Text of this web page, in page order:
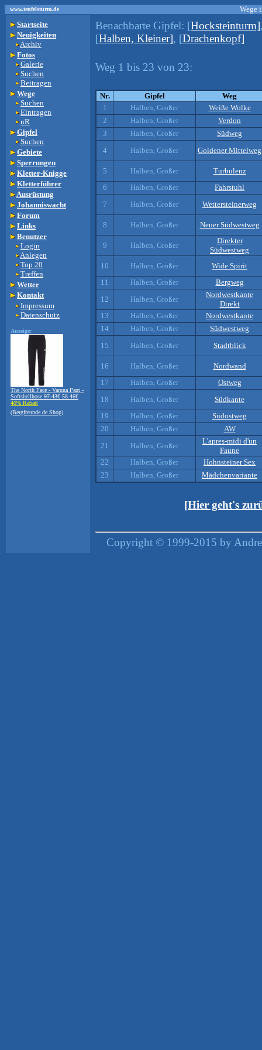
www.teufelsturm.de
Wege
Startseite
Neuigkeiten
Archiv
Fotos
Galerie
Suchen
Beitragen
Wege
Suchen
Eintragen
nR
Gipfel
Suchen
Gebiete
Sperrungen
Kletter-Knigge
Kletterführer
Ausrüstung
Johanniswacht
Forum
Links
Benutzer
Login
Anlegen
Top 20
Treffen
Wetter
Kontakt
Impressum
Datenschutz
Anzeige:
The North Face - Varuna Pant -
Softshellhose 97.43€ 58.46€
40% Rabatt
(Bergfreunde.de Shop)
Benachbarte Gipfel: [Hocksteinturm]
[Halben, Kleiner], [Drachenkopf]
Weg 1 bis 23 von 23:
Nr. Gipfel
Weg
1
Halben, Großer
Weiße Wolke
2
Halben, Großer
Verdon
3
Halben, Großer
Südweg
4
Halben, Großer Goldener Mittelweg
5 Halben, Großer
Turbulenz
6
Halben, Großer
Fahrstuhl
7
Halben, Großer Wettersteinerweg
8 Halben, Großer Neuer Südwestweg
9 Halben, Großer
Direkter
Südwestweg
10
Halben, Großer
Wide Spirit
11
Halben, Großer
Bergweg
12
Halben, Großer
Nordwestkante
Direkt
13
Halben, Großer
Nordwestkante
14
Halben, Großer
Südwestweg
15
Halben, Großer Stadtblick
16 Halben, Großer
Nordwand
17
Halben, Großer
Ostweg
18
Halben, Großer
Südkante
19
Halben, Großer
Südostweg
20
Halben, Großer
AW
21
Halben, Großer
L'apres-midi d'un
Faune
22
Halben, Großer
Hohnsteiner Sex
23
Halben, Großer Mädchenvariante
[Hier geht's
Copyright © 1999-2015 by